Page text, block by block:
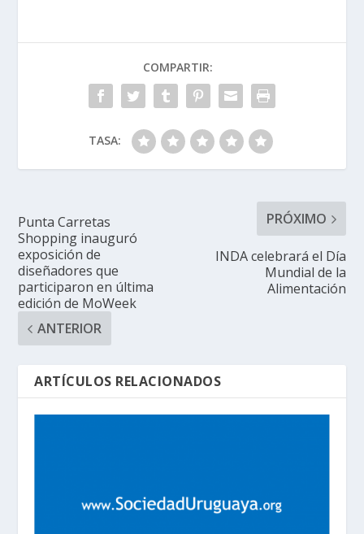
COMPARTIR:
TASA:
Punta Carretas
Shopping inauguró
exposición de
diseñadores que
participaron en última
edición de MoWeek
ANTERIOR
PRÓXIMO
INDA celebrará el Día
Mundial de la
Alimentación
ARTÍCULOS RELACIONADOS